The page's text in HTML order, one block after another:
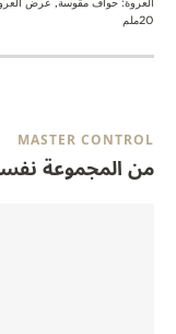
20ملم
MASTER CONTROL
من المجموعة